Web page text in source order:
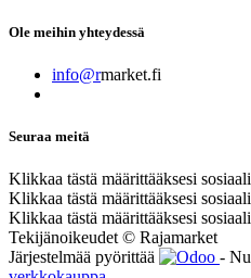
Ole meihin yhteydessä
info@rmarket.fi
Seuraa meitä
Klikkaa tästä määrittääksesi
Klikkaa tästä määrittääksesi
Klikkaa tästä määrittääksesi
Tekijänoikeudet © Rajamarket
Järjestelmää pyörittää
-